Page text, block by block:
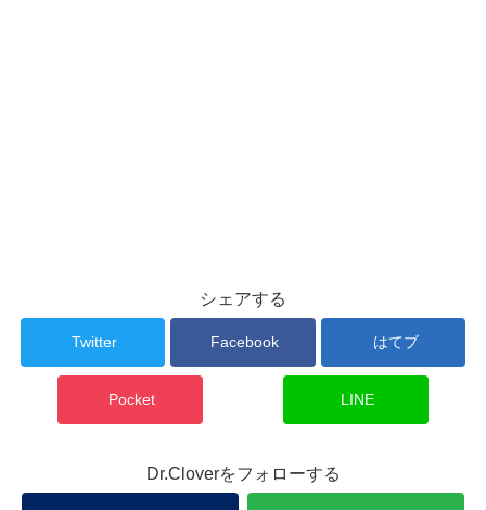
シェアする
Twitter Facebook はてブ
Pocket LINE
Dr.Cloverをフォローする